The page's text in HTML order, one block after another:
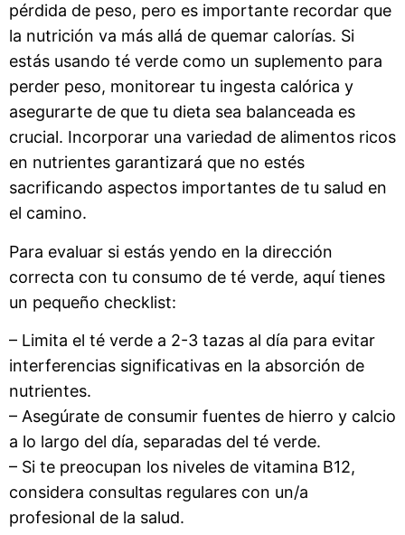
pérdida de peso, pero es importante recordar que
la nutrición va más allá de quemar calorías. Si
estás usando té verde como un suplemento para
perder peso, monitorear tu ingesta calórica y
asegurarte de que tu dieta sea balanceada es
crucial. Incorporar una variedad de alimentos ricos
en nutrientes garantizará que no estés
sacrificando aspectos importantes de tu salud en
el camino.
Para evaluar si estás yendo en la dirección
correcta con tu consumo de té verde, aquí tienes
un pequeño checklist:
– Limita el té verde a 2-3 tazas al día para evitar
interferencias significativas en la absorción de
nutrientes.
– Asegúrate de consumir fuentes de hierro y calcio
a lo largo del día, separadas del té verde.
– Si te preocupan los niveles de vitamina B12,
considera consultas regulares con un/a
profesional de la salud.